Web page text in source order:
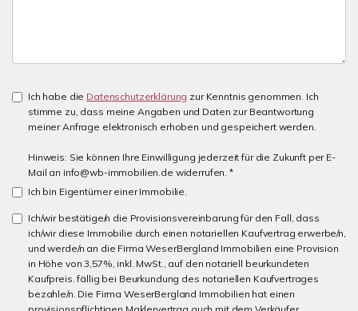
Ich habe die Datenschutzerklärung zur Kenntnis genommen. Ich
stimme zu, dass meine Angaben und Daten zur Beantwortung
meiner Anfrage elektronisch erhoben und gespeichert werden.
Hinweis: Sie können Ihre Einwilligung jederzeit für die Zukunft per E-
Mail an info@wb-immobilien.de widerrufen. *
Ich bin Eigentümer einer Immobilie.
Ich/wir bestätige/n die Provisionsvereinbarung für den Fall, dass
ich/wir diese Immobilie durch einen notariellen Kaufvertrag erwerbe/n,
und werde/n an die Firma WeserBergland Immobilien eine Provision
in Höhe von 3,57%, inkl. MwSt., auf den notariell beurkundeten
Kaufpreis. fällig bei Beurkundung des notariellen Kaufvertrages
bezahle/n. Die Firma WeserBergland Immobilien hat einen